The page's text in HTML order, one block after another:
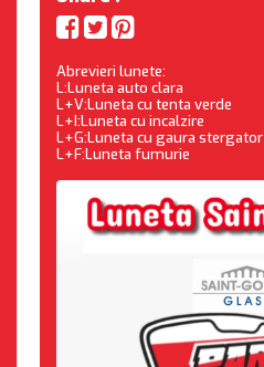
Abrevieri lunete:
L:Luneta auto clara
L+V:Luneta cu tenta verde
L+I:Luneta cu incalzire
L+G:Luneta cu gaura stergator
L+F:Luneta fumurie